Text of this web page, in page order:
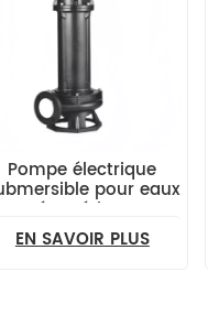
Pompe électrique
pour eaux
usées série WQ
EN SAVOIR PLUS